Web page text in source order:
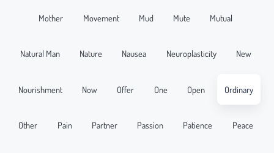
Mother Movement Mud Mute Mutual
Natural Man Nature Nausea Neuroplasticity New
Nourishment Now Offer One Open Ordinary
Other Pain Partner Passion Patience Peace